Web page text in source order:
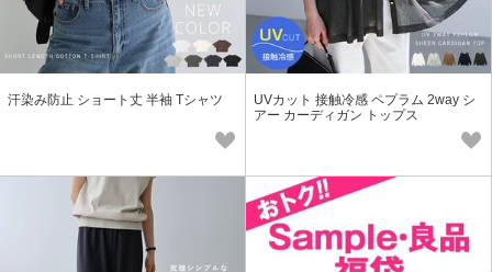
汗染み防止 ショート丈 半袖 Tシャツ
UVカット 接触冷感 ペプラム 2way シ
アー カーディガン トップス